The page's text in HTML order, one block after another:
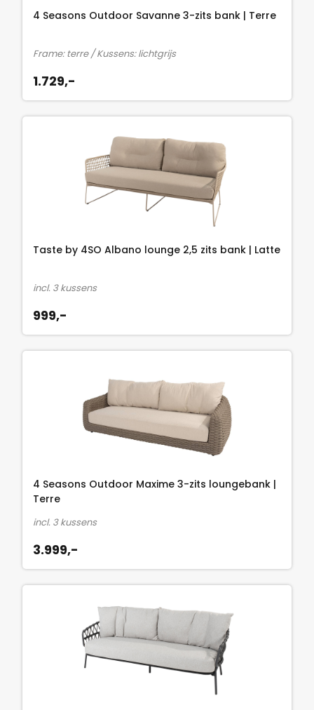
7
4 Seasons Outdoor Savanne 3-zits bank | Terre
Frame: terre / Kussens: lichtgrijs
1.729,-
Taste by 4SO Albano lounge 2,5 zits bank | Latte
incl. 3 kussens
999,-
4 Seasons Outdoor Maxime 3-zits loungebank |
Terre
incl. 3 kussens
3.999,-